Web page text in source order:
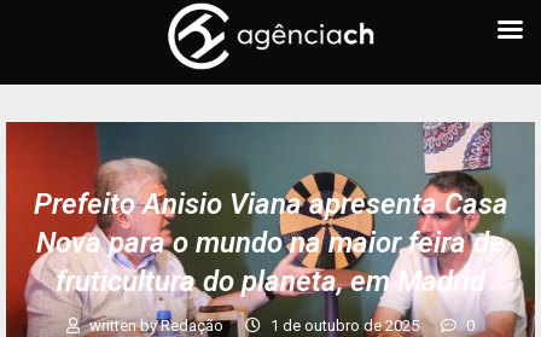
Prefeito Anisio Viana apresenta Casa
Nova para o mundo na maior feira de
fruticultura do planeta, em Madrid
written byRedação 1 de outubro de 2025
0